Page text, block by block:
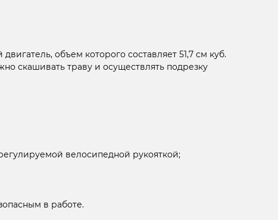
объем которого составляет 51,7 см куб.
скашивать траву и осуществлять подрезку
велосипедной рукояткой;
в работе.